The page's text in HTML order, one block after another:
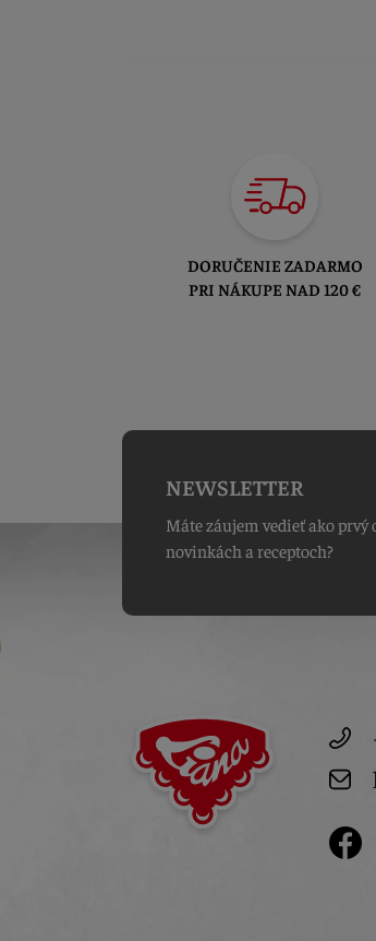
DORUČENIE ZADARMO
PRI NÁKUPE NAD 120 €
NEWSLETTER
Máte záujem vedieť ako prvý
novinkách a receptoch?